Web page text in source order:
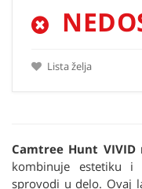
Lista želja
Camtree Hunt VIVID
kombinuje estetiku i
sprovodi u delo. Ovaj